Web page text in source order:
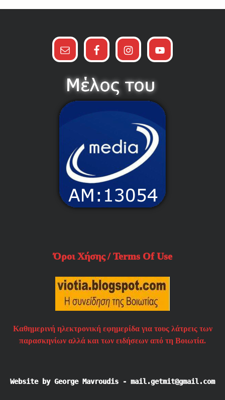
Όροι Χήσης / Terms Of Use
Καθημερινή ηλεκτρονική εφημερίδα για τους λάτρεις των
παρασκηνίων αλλά και των ειδήσεων από τη Βοιωτία.
Website by George Mavroudis - mail.getmit@gmail.com